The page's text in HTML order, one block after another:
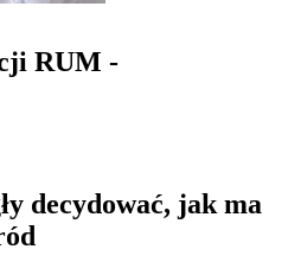
RUM -
decydować, jak ma